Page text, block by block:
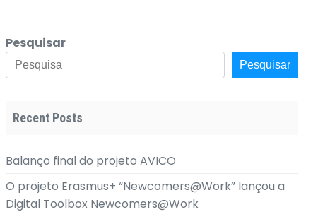
Pesquisar
Pesquisar
Recent Posts
Balanço final do projeto AVICO
O projeto Erasmus+ “Newcomers@Work” lançou a
Digital Toolbox Newcomers@Work